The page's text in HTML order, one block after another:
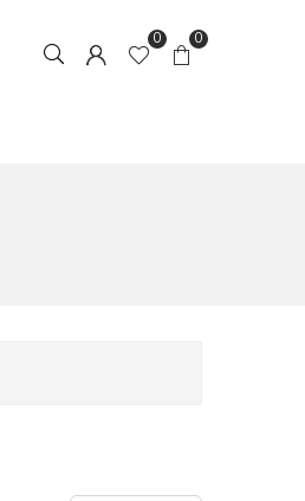
0 0